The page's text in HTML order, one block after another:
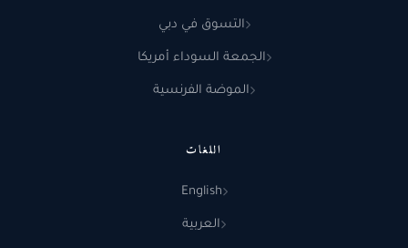
التسوق في دبي
الجمعة السوداء أمريكا
الموضة الفرنسية
اللغات
English
العربية